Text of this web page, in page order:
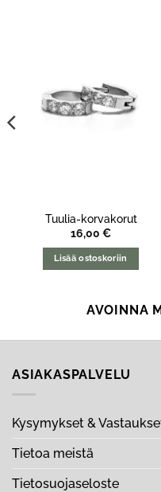
Tuulia-korvakorut
16,00 €
Lisää ostoskoriin
AVOINNA
ASIAKASPALVELU
Kysymykset &
Tietoa meistä
Tietosuojaseloste